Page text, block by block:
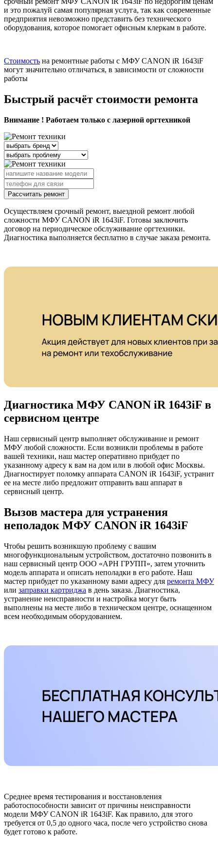
и это пожалуй самая популярная услуга, так как современные
предприятия невозможно представить без технического
оборудования, которое помогает офисным клеркам в работе.
Стоимость на ремонтные работы с МФУ CANON iR 1643iF
могут значительно отличаться, в зависимости от сложности
работы
Быстрый расчёт стоимости ремонта
Внимание ! Работаем только с лазерной оргтехникой
Рассчитать ремонт
Осуществляем срочный ремонт, выездной ремонт любой
сложности МФУ CANON iR 1643iF. Готовы заключить
договор на периодическое обслуживание оргтехники.
Диагностика выполняется бесплатно в случае заказа ремонта.
Диагностика МФУ CANON iR 1643iF в
сервисном центре
Наш сервисный центр выполняет обслуживание и ремонт
МФУ любой сложности. Если возникли проблемы в работе
вашей техники, наш мастер оперативно прибудет по
указанному адресу к вам на дом или в любой офис Москвы.
Диагностирует поломку аппарата CANON iR 1643iF, устранит
ее на месте либо предложит отправить ваш аппарат в
сервисный центр.
Вызов мастера для устранения
неполадок МФУ CANON iR 1643iF
Чтобы решить возникшую проблему с вашим
многофункциональным устройством, достаточно позвонить в
наш сервисный центр ООО «АРН ГРУПП», затем уточнить
модель аппарата и описать неполадки в его работе. Наш
мастер прибудет по указанному вами адресу для ремонта МФУ
или заправки картриджа в день заказа. Диагностика,
устранение неисправности и настройка могут быть
выполнены на месте либо в техническом центре, оснащенном
всем необходимым оборудованием.
Среднее время тестирования и восстановления
работоспособности зависит от причины неисправности
модели МФУ CANON iR 1643iF. Как правило, для этого
требуется от 0,5 до одного часа, после чего устройство снова
будет готово к работе.